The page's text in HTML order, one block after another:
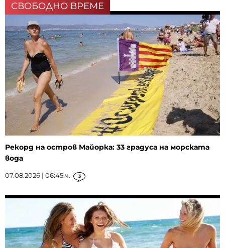
СВОБОДНО ВРЕМЕ
Рекорд на остров Майорка: 33 градуса на морската
вода
07.08.2026 | 06:45 ч. 3